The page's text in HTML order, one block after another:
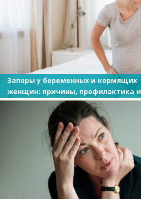
Запоры у беременных и кормящих
женщин: причины, профилактика и
лечение